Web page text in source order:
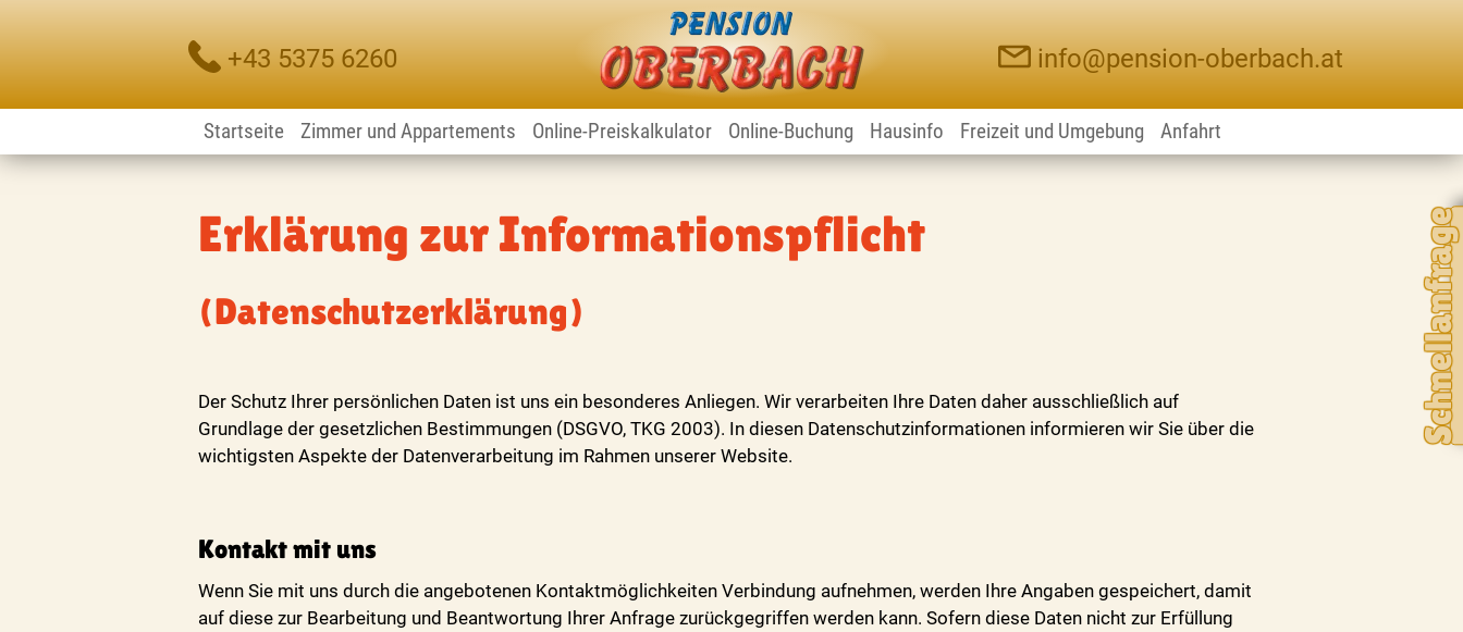
Schnellanfrage
+43 5375 6260 info@pension-oberbach.at
Startseite Zimmer und Appartements Online-Preiskalkulator Online-Buchung Hausinfo Freizeit und Umgebung Anfahrt
Erklärung zur Informationspflicht
(Datenschutzerklärung)
Der Schutz Ihrer persönlichen Daten ist uns ein besonderes Anliegen. Wir verarbeiten Ihre Daten daher ausschließlich auf
Grundlage der gesetzlichen Bestimmungen (DSGVO, TKG 2003). In diesen Datenschutzinformationen informieren wir Sie über die
wichtigsten Aspekte der Datenverarbeitung im Rahmen unserer Website.
Kontakt mit uns
Wenn Sie mit uns durch die angebotenen Kontaktmöglichkeiten Verbindung aufnehmen, werden Ihre Angaben gespeichert, damit
auf diese zur Bearbeitung und Beantwortung Ihrer Anfrage zurückgegriffen werden kann. Sofern diese Daten nicht zur Erfüllung